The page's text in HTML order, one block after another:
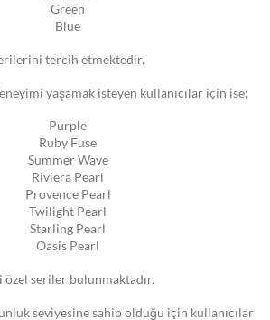
Green
Blue
tercih etmektedir.
yaşamak isteyen kullanıcılar için ise;
Purple
Ruby Fuse
Summer Wave
Riviera Pearl
Provence Pearl
Twilight Pearl
Starling Pearl
Oasis Pearl
özel seriler bulunmaktadır.
seviyesine sahip olduğu için kullanıcılar